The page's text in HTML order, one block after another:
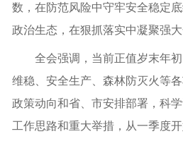
数，在防范风险中守牢安全稳定
政治生态，在狠抓落实中凝聚强大
全会强调，当前正值岁末年
维稳、安全生产、森林防灭火等
政策动向和省、市安排部署，科
工作思路和重大举措，从一季度